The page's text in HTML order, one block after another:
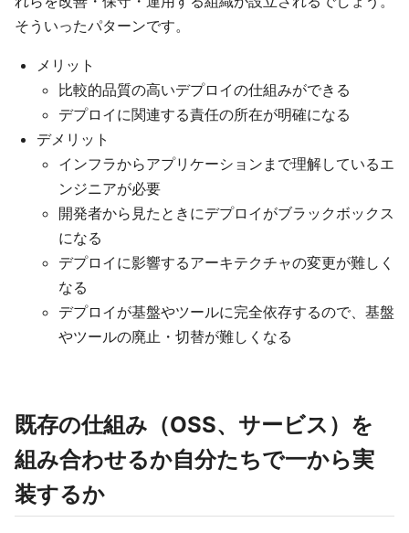
そういったパターンです。
メリット
比較的品質の高いデプロイの仕組みができる
デプロイに関連する責任の所在が明確になる
デメリット
インフラからアプリケーションまで理解しているエ
ンジニアが必要
開発者から見たときにデプロイがブラックボックス
になる
デプロイに影響するアーキテクチャの変更が難しく
なる
デプロイが基盤やツールに完全依存するので、基盤
やツールの廃止・切替が難しくなる
既存の仕組み（OSS、サービス）を
組み合わせるか自分たちで一から実
装するか